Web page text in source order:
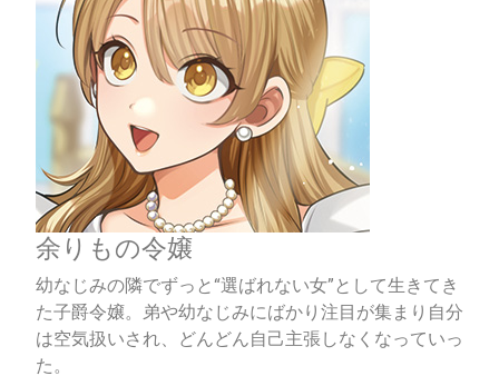
余りもの令嬢
幼なじみの隣でずっと“選ばれない女”として生きてき
た子爵令嬢。弟や幼なじみにばかり注目が集まり自分
は空気扱いされ、どんどん自己主張しなくなっていっ
た。